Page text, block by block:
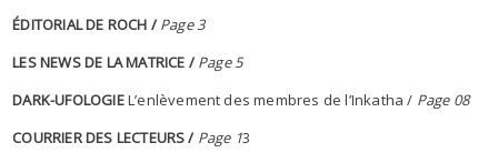
ÉDITORIAL DE ROCH / Page 3
LES NEWS DE LA MATRICE / Page 5
DARK-UFOLOGIEL’enlèvement des membres de l’Inkatha / Page 08
COURRIER DES LECTEURS / Page 13